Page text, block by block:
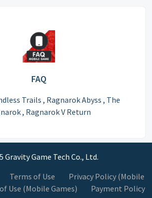
FAQ
Trails , Ragnarok Abyss , The
, Ragnarok V Return
Gravity Game Tech Co., Ltd.
Terms of Use
Privacy Policy (Mobile
Use (Mobile Games) Payment Policy